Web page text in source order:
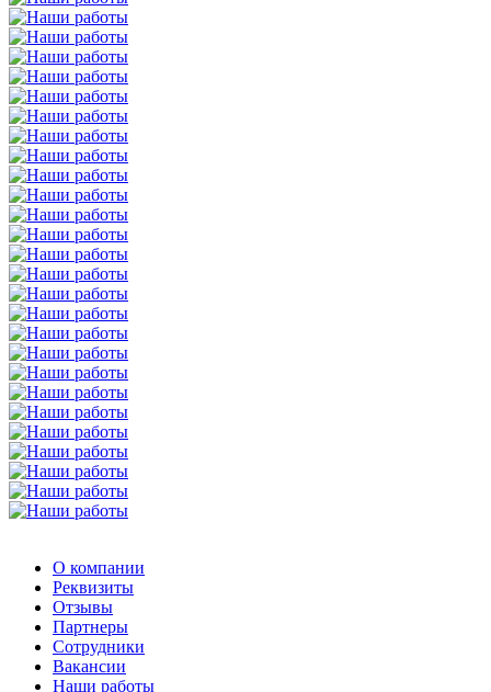
О компании
Реквизиты
Отзывы
Партнеры
Сотрудники
Вакансии
Наши работы